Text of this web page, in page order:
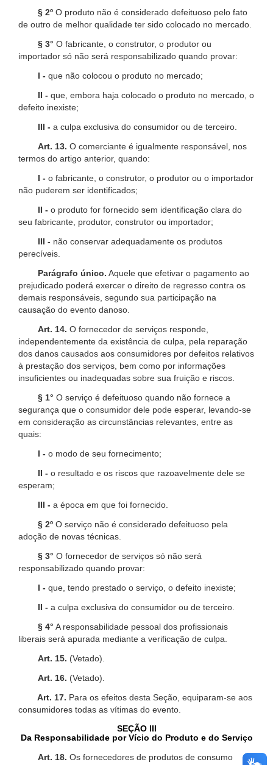
§ 2º O produto não é considerado defeituoso pelo fato
de outro de melhor qualidade ter sido colocado no mercado.
§ 3° O fabricante, o construtor, o produtor ou
importador só não será responsabilizado quando provar:
I - que não colocou o produto no mercado;
II - que, embora haja colocado o produto no mercado, o
defeito inexiste;
III - a culpa exclusiva do consumidor ou de terceiro.
Art. 13. O comerciante é igualmente responsável, nos
termos do artigo anterior, quando:
I - o fabricante, o construtor, o produtor ou o importador
não puderem ser identificados;
II - o produto for fornecido sem identificação clara do
seu fabricante, produtor, construtor ou importador;
III - não conservar adequadamente os produtos
perecíveis.
Parágrafo único. Aquele que efetivar o pagamento ao
prejudicado poderá exercer o direito de regresso contra os
demais responsáveis, segundo sua participação na
causação do evento danoso.
Art. 14. O fornecedor de serviços responde,
independentemente da existência de culpa, pela reparação
dos danos causados aos consumidores por defeitos relativos
à prestação dos serviços, bem como por informações
insuficientes ou inadequadas sobre sua fruição e riscos.
§ 1° O serviço é defeituoso quando não fornece a
segurança que o consumidor dele pode esperar, levando-se
em consideração as circunstâncias relevantes, entre as
quais:
I - o modo de seu fornecimento;
II - o resultado e os riscos que razoavelmente dele se
esperam;
III - a época em que foi fornecido.
§ 2º O serviço não é considerado defeituoso pela
adoção de novas técnicas.
§ 3° O fornecedor de serviços só não será
responsabilizado quando provar:
I - que, tendo prestado o serviço, o defeito inexiste;
II - a culpa exclusiva do consumidor ou de terceiro.
§ 4° A responsabilidade pessoal dos profissionais
liberais será apurada mediante a verificação de culpa.
Art. 15. (Vetado).
Art. 16. (Vetado).
Art. 17. Para os efeitos desta Seção, equiparam-se aos
consumidores todas as vítimas do evento.
SEÇÃO III
Da Responsabilidade por Vício do Produto e do Serviço
Art. 18. Os fornecedores de produtos de consumo